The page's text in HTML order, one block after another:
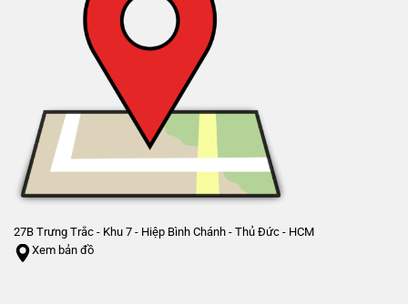
27B Trưng Trắc - Khu 7 - Hiệp Bình Chánh - Thủ Đức - HCM
Xem bản đồ